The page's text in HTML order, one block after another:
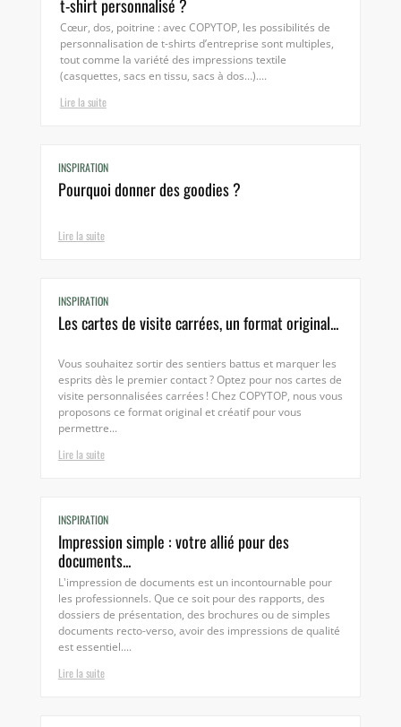
Cœur, dos, poitrine : avec COPYTOP, les possibilités de
personnalisation de t-shirts d’entreprise sont multiples,
tout comme la variété des impressions textile
(casquettes, sacs en tissu, sacs à dos…)....
Lire la suite
INSPIRATION
Pourquoi donner des goodies ?
Lire la suite
INSPIRATION
Les cartes de visite carrées, un format original...
Vous souhaitez sortir des sentiers battus et marquer les
esprits dès le premier contact ? Optez pour nos cartes de
visite personnalisées carrées ! Chez COPYTOP, nous vous
proposons ce format original et créatif pour vous
permettre...
Lire la suite
INSPIRATION
Impression simple : votre allié pour des
documents...
L'impression de documents est un incontournable pour
les professionnels. Que ce soit pour des rapports, des
dossiers de présentation, des brochures ou de simples
documents recto-verso, avoir des impressions de qualité
est essentiel....
Lire la suite